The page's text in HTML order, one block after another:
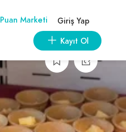
Puan Marketi
Giriş Yap
Kayıt Ol